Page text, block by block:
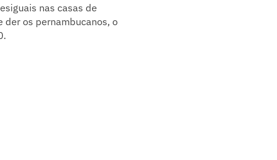
nas casas de
der os pernambucanos, o